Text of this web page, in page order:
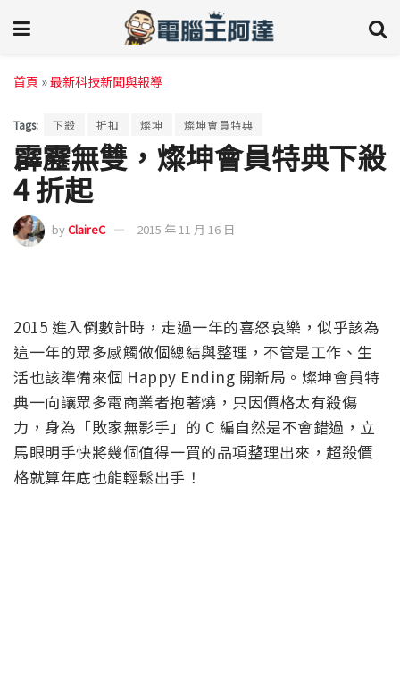
首頁 »最新科技新聞與報導
Tags: 下殺 折扣 燦坤 燦坤會員特典
霹靂無雙，燦坤會員特典下殺
4 折起
byClaireC 2015 年 11 月 16 日
2015 進入倒數計時，走過一年的喜怒哀樂，似乎該為
這一年的眾多感觸做個總結與整理，不管是工作、生
活也該準備來個 Happy Ending 開新局。燦坤會員特
典一向讓眾多電商業者抱著燒，只因價格太有殺傷
力，身為「敗家無影手」的 C 編自然是不會錯過，立
馬眼明手快將幾個值得一買的品項整理出來，超殺價
格就算年底也能輕鬆出手！